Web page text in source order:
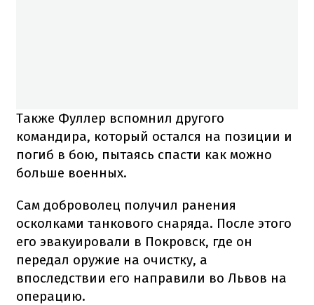
Также Фуллер вспомнил другого
командира, который остался на позиции и
погиб в бою, пытаясь спасти как можно
больше военных.
Сам доброволец получил ранения
осколками танкового снаряда. После этого
его эвакуировали в Покровск, где он
передал оружие на очистку, а
впоследствии его направили во Львов на
операцию.